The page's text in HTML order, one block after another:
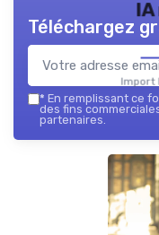
IA
Import
Téléchargez
* En remplissant ce
des fins
partenaires.